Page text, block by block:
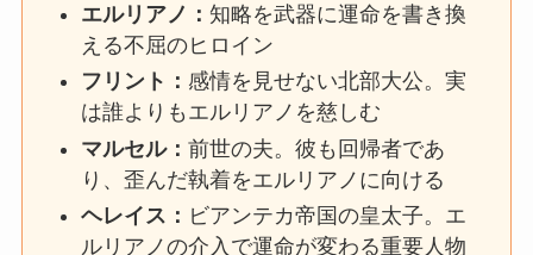
エルリアノ： 知略を武器に運命を書き換
える不屈のヒロイン
フリント： 感情を見せない北部大公。実
は誰よりもエルリアノを慈しむ
マルセル：前世の夫。彼も回帰者であ
り、歪んだ執着をエルリアノに向ける
ヘレイス： ビアンテカ帝国の皇太子。エ
ルリアノの介入で運命が変わる重要人物